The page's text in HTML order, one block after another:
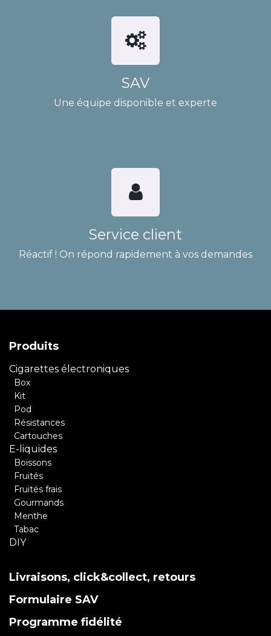
SAV
Une équipe disponible et experte
Service client
Réactif ! On répond rapidement à vos demandes
Produits
Cigarettes électroniques
Box
Kit
Pod
Résistances
Cartouches
E-liquides
Boissons
Fruités
Fruités frais
Gourmands
Menthe
Tabac
DIY
Livraisons, click&collect, retours
Formulaire SAV
Programme fidélité